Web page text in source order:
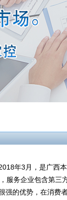
年3月，是广西
服务企业包含第三
强的优势，在消费